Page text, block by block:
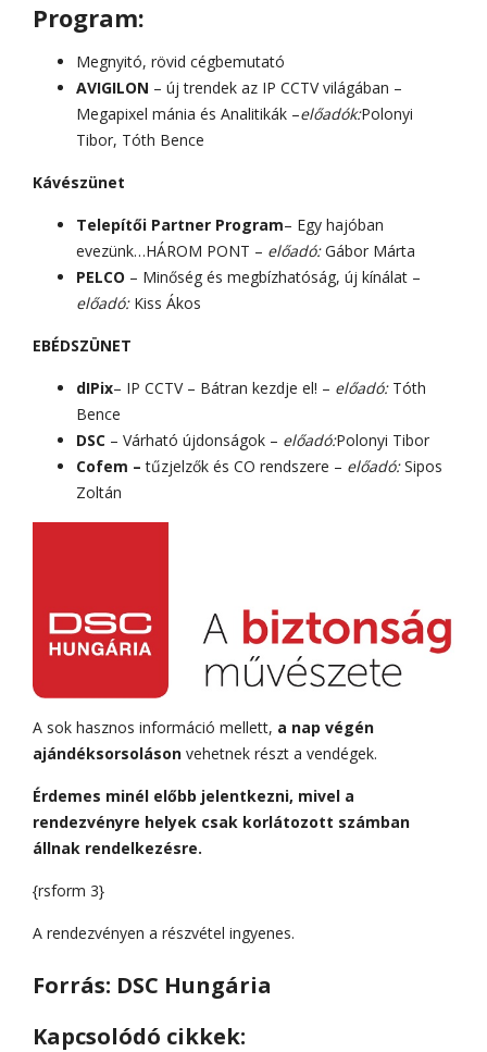
Program:
Megnyitó, rövid cégbemutató
AVIGILON – új trendek az IP CCTV világában –
Megapixel mánia és Analitikák –előadók:Polonyi
Tibor, Tóth Bence
Kávészünet
Telepítői Partner Program– Egy hajóban
evezünk…HÁROM PONT – előadó:Gábor Márta
PELCO – Minőség és megbízhatóság, új kínálat –
előadó:Kiss Ákos
EBÉDSZÜNET
dIPix– IP CCTV – Bátran kezdje el! – előadó:Tóth
Bence
DSC – Várható újdonságok – előadó:Polonyi Tibor
Cofem –tűzjelzők és CO rendszere – előadó:Sipos
Zoltán
A sok hasznos információ mellett, a nap végén
ajándéksorsoláson vehetnek részt a vendégek.
Érdemes minél előbb jelentkezni, mivel a
rendezvényre helyek csak korlátozott számban
állnak rendelkezésre.
{rsform 3}
A rendezvényen a részvétel ingyenes.
Forrás: DSC Hungária
Kapcsolódó cikkek: